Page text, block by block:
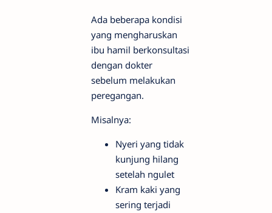
Ada beberapa kondisi
yang mengharuskan
ibu hamil berkonsultasi
dengan dokter
sebelum melakukan
peregangan.
Misalnya:
Nyeri yang tidak
kunjung hilang
setelah ngulet
Kram kaki yang
sering terjadi